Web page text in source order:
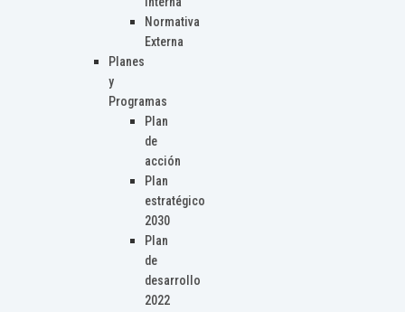
Normativa
Externa
Planes
y
Programas
Plan
de
acción
Plan
estratégico
2030
Plan
de
desarrollo
2022